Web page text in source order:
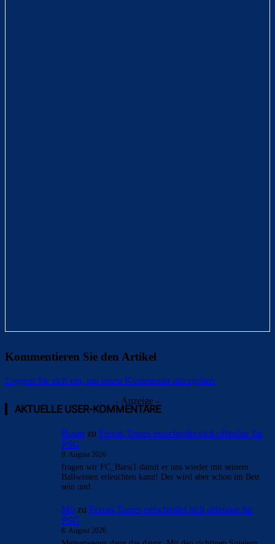
Kommentieren Sie den Artikel
Loggen Sie sich ein, um einen Kommentar abzugeben